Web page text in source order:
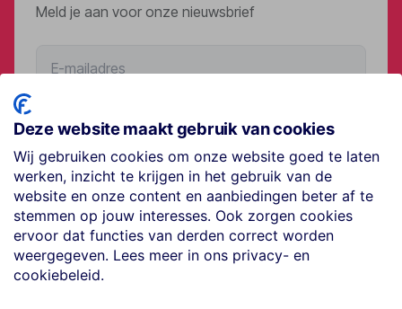
Meld je aan voor onze nieuwsbrief
Volg ons op social media
Deze website maakt gebruik van cookies
Wij gebruiken cookies om onze website goed te laten
werken, inzicht te krijgen in het gebruik van de
website en onze content en aanbiedingen beter af te
stemmen op jouw interesses. Ook zorgen cookies
ervoor dat functies van derden correct worden
weergegeven. Lees meer in ons privacy- en
cookiebeleid.